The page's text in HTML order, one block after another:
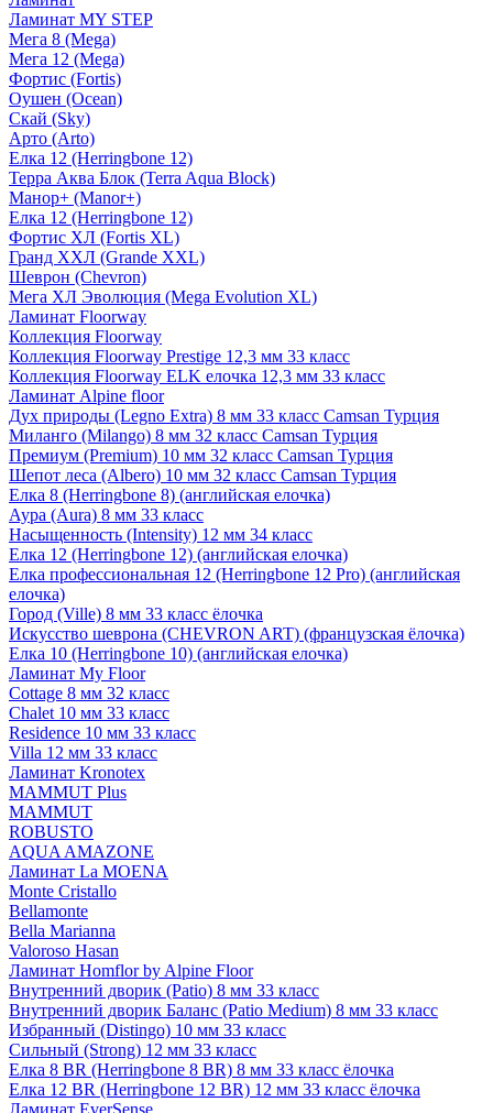
Ламинат MY STEP
Мега 8 (Mega)
Мега 12 (Mega)
Фортис (Fortis)
Оушен (Ocean)
Скай (Sky)
Арто (Arto)
Елка 12 (Herringbone 12)
Терра Аква Блок (Terra Aqua Block)
Манор+ (Manor+)
Елка 12 (Herringbone 12)
Фортис ХЛ (Fortis XL)
Гранд ХХЛ (Grande XXL)
Шеврон (Chevron)
Мега ХЛ Эволюция (Mega Evolution XL)
Ламинат Floorway
Коллекция Floorway
Коллекция Floorway Prestige 12,3 мм 33 класс
Коллекция Floorway ELK елочка 12,3 мм 33 класс
Ламинат Alpine floor
Дух природы (Legno Extra) 8 мм 33 класс Camsan Турция
Миланго (Milango) 8 мм 32 класс Camsan Турция
Премиум (Premium) 10 мм 32 класс Camsan Турция
Шепот леса (Albero) 10 мм 32 класс Camsan Турция
Елка 8 (Herringbone 8) (английская елочка)
Аура (Aura) 8 мм 33 класс
Насыщенность (Intensity) 12 мм 34 класс
Елка 12 (Herringbone 12) (английская елочка)
Елка профессиональная 12 (Herringbone 12 Pro) (английская
елочка)
Город (Ville) 8 мм 33 класс ёлочка
Искусство шеврона (CHEVRON ART) (французская ёлочка)
Елка 10 (Herringbone 10) (английская елочка)
Ламинат My Floor
Cottage 8 мм 32 класс
Chalet 10 мм 33 класс
Residence 10 мм 33 класс
Villa 12 мм 33 класс
Ламинат Kronotex
MAMMUT Plus
MAMMUT
ROBUSTO
AQUA AMAZONE
Ламинат La MOENA
Monte Cristallo
Bellamonte
Bella Marianna
Valoroso Hasan
Ламинат Homflor by Alpine Floor
Внутренний дворик (Patio) 8 мм 33 класс
Внутренний дворик Баланс (Patio Medium) 8 мм 33 класс
Избранный (Distingo) 10 мм 33 класс
Сильный (Strong) 12 мм 33 класс
Елка 8 BR (Herringbone 8 BR) 8 мм 33 класс ёлочка
Елка 12 BR (Herringbone 12 BR) 12 мм 33 класс ёлочка
Ламинат EverSense